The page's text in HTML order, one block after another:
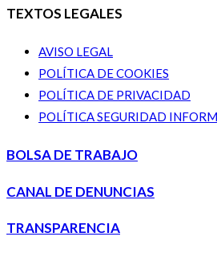
TEXTOS LEGALES
AVISO LEGAL
POLÍTICA DE COOKIES
POLÍTICA DE PRIVACIDAD
POLÍTICA SEGURIDAD
BOLSA DE TRABAJO
CANAL DE DENUNCIAS
TRANSPARENCIA